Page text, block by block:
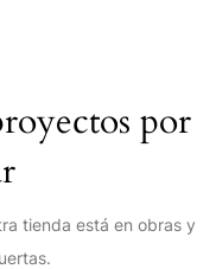
por
tienda está en obras y